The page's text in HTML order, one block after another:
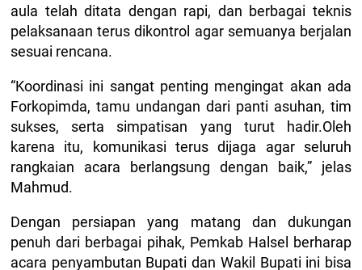
aula telah ditata dengan rapi, dan berbagai teknis
pelaksanaan terus dikontrol agar semuanya berjalan
sesuai rencana.
“Koordinasi ini sangat penting mengingat akan ada
Forkopimda, tamu undangan dari panti asuhan, tim
sukses, serta simpatisan yang turut hadir.Oleh
karena itu, komunikasi terus dijaga agar seluruh
rangkaian acara berlangsung dengan baik,” jelas
Mahmud.
Dengan persiapan yang matang dan dukungan
penuh dari berbagai pihak, Pemkab Halsel berharap
acara penyambutan Bupati dan Wakil Bupati ini bisa